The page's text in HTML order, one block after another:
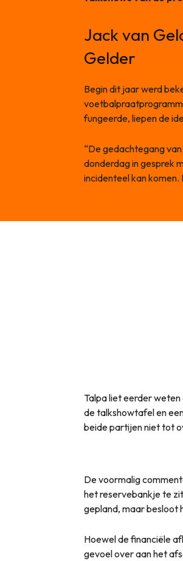
Jack van
Gelder
Begin dit jaar werd
fungeerde, liepen de
“De gedachtegang
donderdag in gesprek
incidenteel kan
Talpa liet eerder
de talkshowtafel en
beide partijen niet tot
De voormalig
het reservebankje te
gepland, maar besloot
Hoewel de financiële
gevoel over aan het